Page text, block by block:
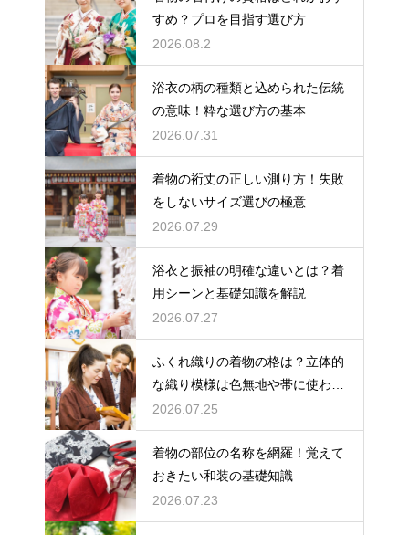
すめ？プロを目指す選び方
2026.08.2
浴衣の柄の種類と込められた伝統
の意味！粋な選び方の基本
2026.07.31
着物の裄丈の正しい測り方！失敗
をしないサイズ選びの極意
2026.07.29
浴衣と振袖の明確な違いとは？着
用シーンと基礎知識を解説
2026.07.27
ふくれ織りの着物の格は？立体的
な織り模様は色無地や帯に使われ
格は控えめ
2026.07.25
着物の部位の名称を網羅！覚えて
おきたい和装の基礎知識
2026.07.23